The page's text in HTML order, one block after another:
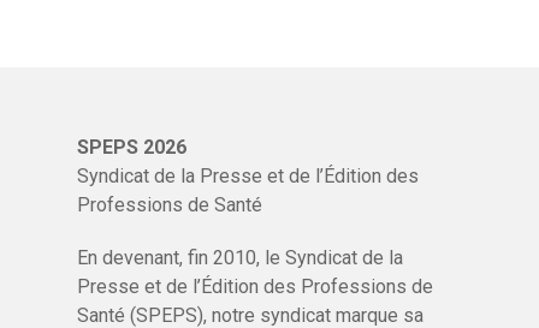
Site :
www.snof.org
SPEPS 2026
Syndicat de la Presse et de l’Édition des
Professions de Santé
En devenant, fin 2010, le Syndicat de la
Presse et de l’Édition des Professions de
Santé (SPEPS), notre syndicat marque sa